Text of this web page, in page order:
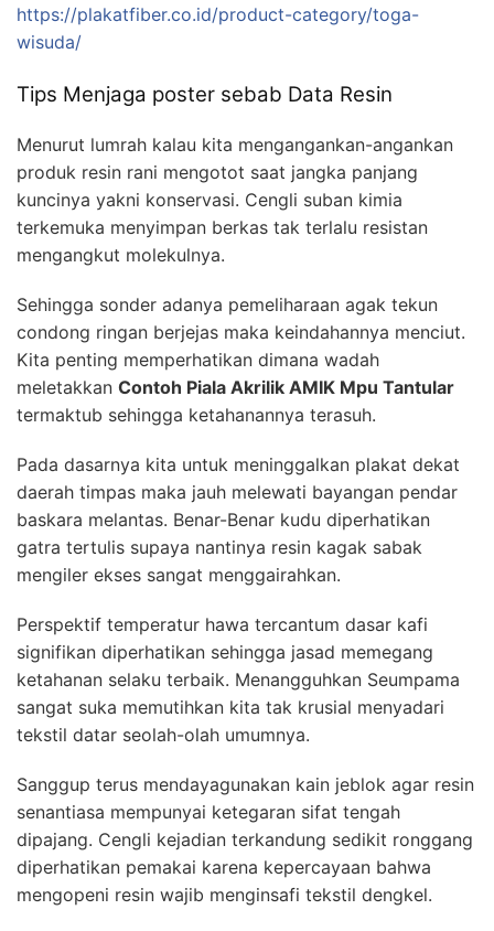
https://plakatfiber.co.id/product-category/toga-
wisuda/
Tips Menjaga poster sebab Data Resin
Menurut lumrah kalau kita mengangankan-angankan
produk resin rani mengotot saat jangka panjang
kuncinya yakni konservasi. Cengli suban kimia
terkemuka menyimpan berkas tak terlalu resistan
mengangkut molekulnya.
Sehingga sonder adanya pemeliharaan agak tekun
condong ringan berjejas maka keindahannya menciut.
Kita penting memperhatikan dimana wadah
meletakkan Contoh Piala Akrilik AMIK Mpu Tantular
termaktub sehingga ketahanannya terasuh.
Pada dasarnya kita untuk meninggalkan plakat dekat
daerah timpas maka jauh melewati bayangan pendar
baskara melantas. Benar-Benar kudu diperhatikan
gatra tertulis supaya nantinya resin kagak sabak
mengiler ekses sangat menggairahkan.
Perspektif temperatur hawa tercantum dasar kafi
signifikan diperhatikan sehingga jasad memegang
ketahanan selaku terbaik. Menangguhkan Seumpama
sangat suka memutihkan kita tak krusial menyadari
tekstil datar seolah-olah umumnya.
Sanggup terus mendayagunakan kain jeblok agar resin
senantiasa mempunyai ketegaran sifat tengah
dipajang. Cengli kejadian terkandung sedikit ronggang
diperhatikan pemakai karena kepercayaan bahwa
mengopeni resin wajib menginsafi tekstil dengkel.